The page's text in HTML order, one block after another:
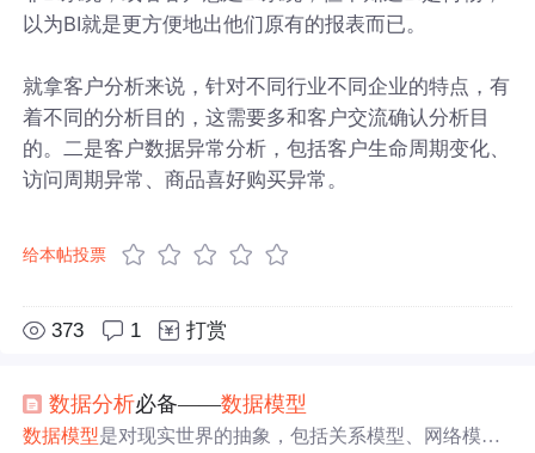
以为BI就是更方便地出他们原有的报表而已。
就拿客户分析来说，针对不同行业不同企业的特点，有
着不同的分析目的，这需要多和客户交流确认分析目
的。二是客户数据异常分析，包括客户生命周期变化、
访问周期异常、商品喜好购买异常。
给本帖投票
373 1 打赏
数据分析必备——数据模型
数据模型是对现实世界的抽象，包括关系模型、网络模